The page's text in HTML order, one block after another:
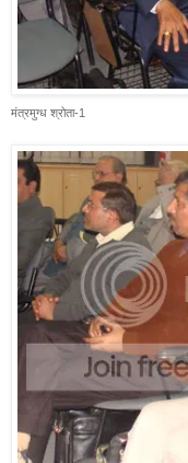
मंत्रमुग्ध श्रोता-1